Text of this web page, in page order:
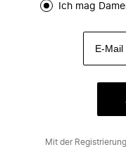
Ich mag
Mit der